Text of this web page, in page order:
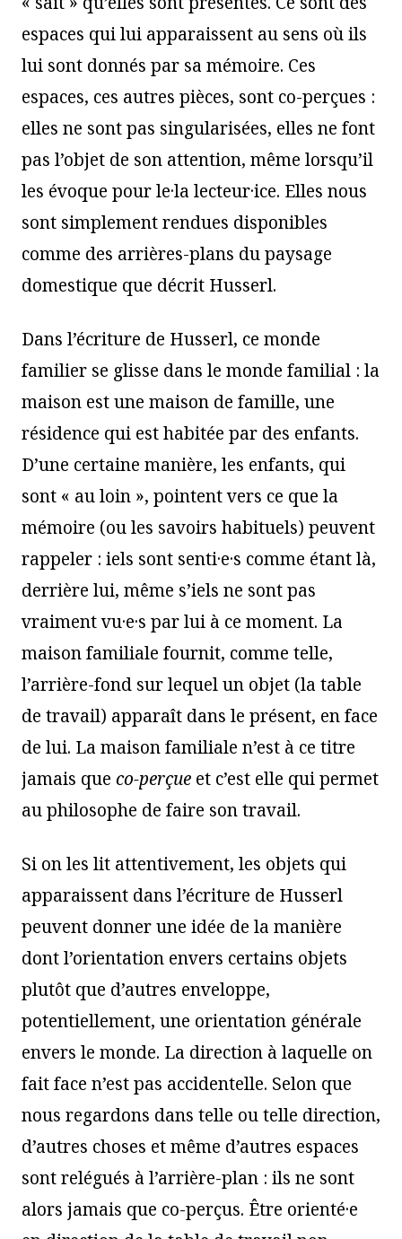
espaces qui lui apparaissent au sens où ils
lui sont donnés par sa mémoire. Ces
espaces, ces autres pièces, sont co-perçues :
elles ne sont pas singularisées, elles ne font
pas l’objet de son attention, même lorsqu’il
les évoque pour le·la lecteur·ice. Elles nous
sont simplement rendues disponibles
comme des arrières-plans du paysage
domestique que décrit Husserl.
Dans l’écriture de Husserl, ce monde
familier se glisse dans le monde familial : la
maison est une maison de famille, une
résidence qui est habitée par des enfants.
D’une certaine manière, les enfants, qui
sont « au loin », pointent vers ce que la
mémoire (ou les savoirs habituels) peuvent
rappeler : iels sont senti·e·s comme étant là,
derrière lui, même s’iels ne sont pas
vraiment vu·e·s par lui à ce moment. La
maison familiale fournit, comme telle,
l’arrière-fond sur lequel un objet (la table
de travail) apparaît dans le présent, en face
de lui. La maison familiale n’est à ce titre
jamais que co-perçue et c’est elle qui permet
au philosophe de faire son travail.
Si on les lit attentivement, les objets qui
apparaissent dans l’écriture de Husserl
peuvent donner une idée de la manière
dont l’orientation envers certains objets
plutôt que d’autres enveloppe,
potentiellement, une orientation générale
envers le monde. La direction à laquelle on
fait face n’est pas accidentelle. Selon que
nous regardons dans telle ou telle direction,
d’autres choses et même d’autres espaces
sont relégués à l’arrière-plan : ils ne sont
alors jamais que co-perçus. Être orienté·e